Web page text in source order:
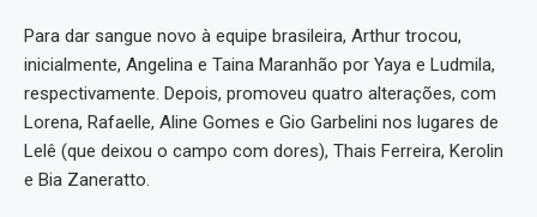
Para dar sangue novo à equipe brasileira, Arthur trocou,
inicialmente, Angelina e Taina Maranhão por Yaya e Ludmila,
respectivamente. Depois, promoveu quatro alterações, com
Lorena, Rafaelle, Aline Gomes e Gio Garbelini nos lugares de
Lelê (que deixou o campo com dores), Thais Ferreira, Kerolin
e Bia Zaneratto.